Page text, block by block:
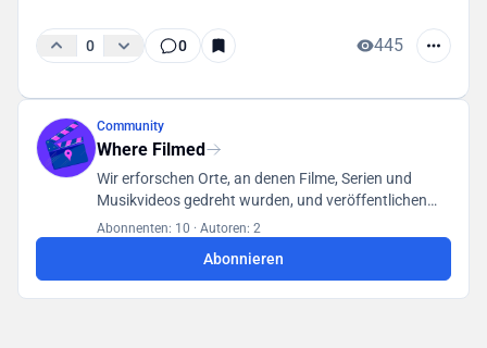
0 0 445
Community
Where Filmed
Wir erforschen Orte, an denen Filme, Serien und
Musikvideos gedreht wurden, und veröffentlichen
unsere Funde in einer für alle Benutzer zugänglichen
Abonnenten: 10 · Autoren: 2
Abonnieren